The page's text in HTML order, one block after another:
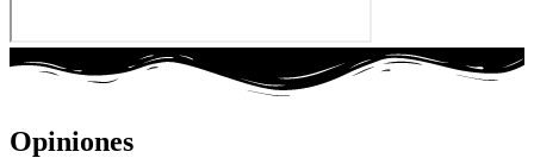
Opiniones